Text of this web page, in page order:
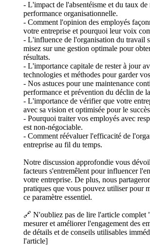
- L'impact de l'absentéisme et du taux
performance organisationnelle.
- Comment l'opinion des employés
votre entreprise et pourquoi leur voix
- L'influence de l'organisation du travail
misez sur une gestion optimale pour
résultats.
- L'importance capitale de rester à jour
technologies et méthodes pour garder
- Nos astuces pour une maintenance
performance et prévention du déclin de
- L'importance de vérifier que votre
avec sa vision et optimisée pour le
- Pourquoi traiter vos employés avec
est non-négociable.
- Comment réévaluer l'efficacité de
entreprise au fil du temps.
Notre discussion approfondie vous
facteurs s'entremêlent pour influencer
votre entreprise. De plus, nous
pratiques que vous pouvez utiliser pour
ce paramètre essentiel.
🔗 N'oubliez pas de lire l'article complet
mesurer et améliorer l'engagement des
de détails et de conseils utilisables
l'article]